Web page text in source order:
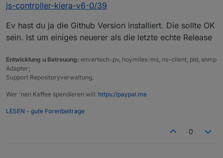
js-controller-kiera-v6-0/39
Ev hast du ja die Github Version installiert. Die sollte OK
sein. Ist um einiges neuerer als die letzte echte Release
Entwicklung u Betreuung: envertech-pv, hoymiles-ms, ns-client, pid, snmp
Adapter;
Support Repositoryverwaltung.
Wer 'nen Kaffee spendieren will: https://paypal.me
LESEN - gute Forenbeitrage
0